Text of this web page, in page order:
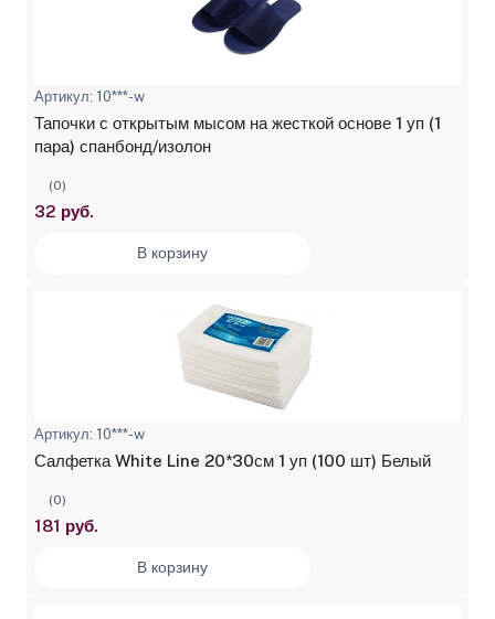
Артикул: 10***-w
Тапочки с открытым мысом на жесткой основе 1 уп (1
пара) спанбонд/изолон
(0)
32 руб.
В корзину
Артикул: 10***-w
Салфетка White Line 20*30см 1 уп (100 шт) Белый
(0)
181 руб.
В корзину